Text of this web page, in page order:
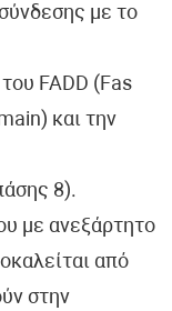
με το
FADD (Fas
και την
8).
με ανεξάρτητο
από
στην